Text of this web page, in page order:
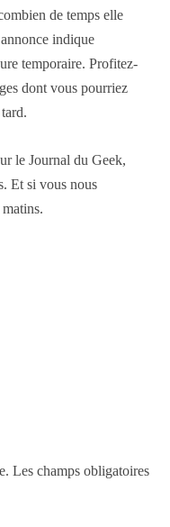
de temps elle
indique
temporaire. Profitez-
dont vous pourriez
le Journal du Geek,
Et si vous nous
Les champs obligatoires